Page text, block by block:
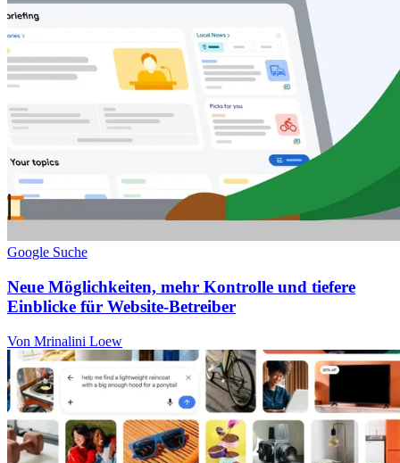
Google Suche
Neue Möglichkeiten, mehr Kontrolle und tiefere
Einblicke für Website-Betreiber
Von Mrinalini Loew